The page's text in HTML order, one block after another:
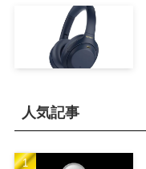
人気記事